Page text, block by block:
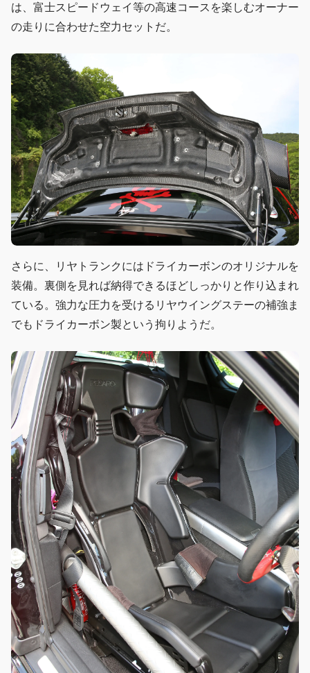
は、富士スピードウェイ等の高速コースを楽しむオーナー
の走りに合わせた空力セットだ。
さらに、リヤトランクにはドライカーボンのオリジナルを
装備。裏側を見れば納得できるほどしっかりと作り込まれ
ている。強力な圧力を受けるリヤウイングステーの補強ま
でもドライカーボン製という拘りようだ。